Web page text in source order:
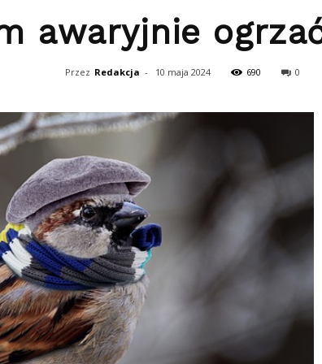
awaryjnie
Przez Redakcja - 10 maja 2024 690 0